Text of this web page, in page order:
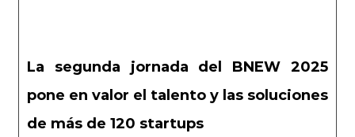
Societat, Seguretat i
Justícia